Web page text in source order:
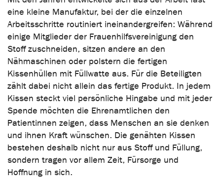
eine kleine Manufaktur, bei der die einzelnen
Arbeitsschritte routiniert ineinandergreifen: Während
einige Mitglieder der Frauenhilfsvereinigung den
Stoff zuschneiden, sitzen andere an den
Nähmaschinen oder polstern die fertigen
Kissenhüllen mit Füllwatte aus. Für die Beteiligten
zählt dabei nicht allein das fertige Produkt. In jedem
Kissen steckt viel persönliche Hingabe und mit jeder
Spende möchten die Ehrenamtlichen den
Patientinnen zeigen, dass Menschen an sie denken
und ihnen Kraft wünschen. Die genähten Kissen
bestehen deshalb nicht nur aus Stoff und Füllung,
sondern tragen vor allem Zeit, Fürsorge und
Hoffnung in sich.